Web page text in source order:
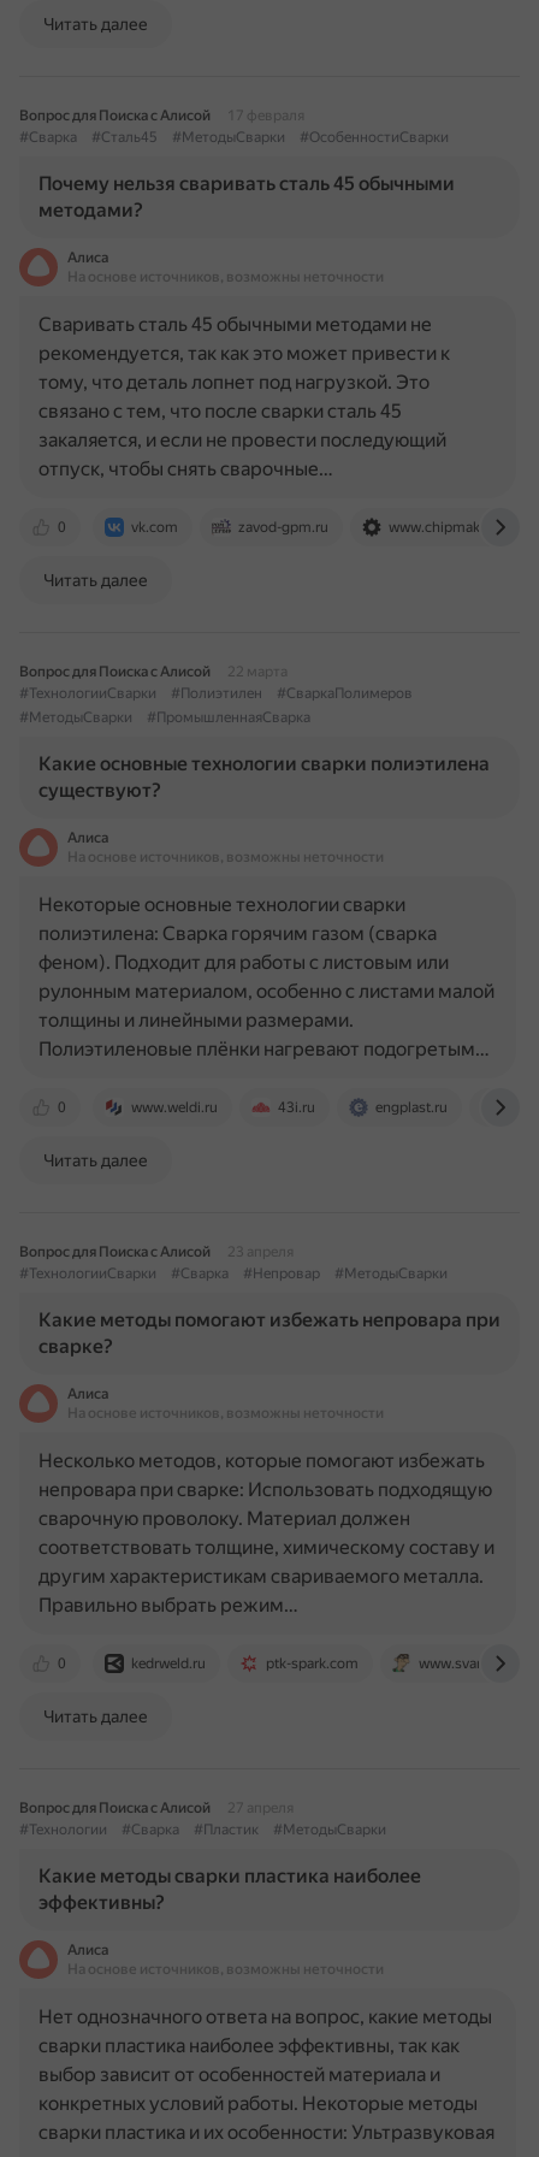
Читать далее
Вопрос для Поиска с Алисой
17 февраля
#Сварка
#Сталь45 #МетодыСварки #ОсобенностиСварки
Почему нельзя сваривать сталь 45 обычными
методами?
Алиса
На основе источников, возможны неточности
0 vk.com zavod-gpm.ru www.chipmaker.ru
Сваривать сталь 45 обычными методами не
рекомендуется, так как это может привести к
тому, что деталь лопнет под нагрузкой. Это
связано с тем, что после сварки сталь 45
закаляется, и если не провести последующий
отпуск, чтобы снять сварочные…
Читать далее
Вопрос для Поиска с Алисой
22 марта
#ТехнологииСварки
#Полиэтилен
#СваркаПолимеров
#МетодыСварки
#ПромышленнаяСварка
Какие основные технологии сварки полиэтилена
существуют?
Алиса
На основе источников, возможны неточности
0 www.weldi.ru 43i.ru engplast.ru
Некоторые основные технологии сварки
полиэтилена: Сварка горячим газом (сварка
феном). Подходит для работы с листовым или
рулонным материалом, особенно с листами малой
толщины и линейными размерами.
Полиэтиленовые плёнки нагревают подогретым…
Читать далее
Вопрос для Поиска с Алисой
23 апреля
#ТехнологииСварки
#Сварка #Непровар #МетодыСварки
Какие методы помогают избежать непровара при
сварке?
Алиса
На основе источников, возможны неточности
0 kedrweld.ru ptk-spark.com www.svarcka.ru
Несколько методов, которые помогают избежать
непровара при сварке: Использовать подходящую
сварочную проволоку. Материал должен
соответствовать толщине, химическому составу и
другим характеристикам свариваемого металла.
Правильно выбрать режим…
Читать далее
Вопрос для Поиска с Алисой
27 апреля
#Технологии
#Сварка #Пластик #МетодыСварки
Какие методы сварки пластика наиболее
эффективны?
Алиса
На основе источников, возможны неточности
Нет однозначного ответа на вопрос, какие методы
сварки пластика наиболее эффективны, так как
выбор зависит от особенностей материала и
конкретных условий работы. Некоторые методы
сварки пластика и их особенности: Ультразвуковая